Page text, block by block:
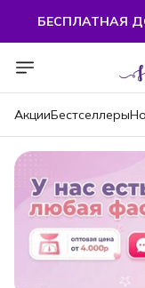
БЕСПЛАТНАЯ
АкцииБестселлеры